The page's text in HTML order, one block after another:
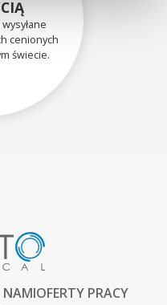
cenionych
świecie.
NAMIOFERTY PRACY